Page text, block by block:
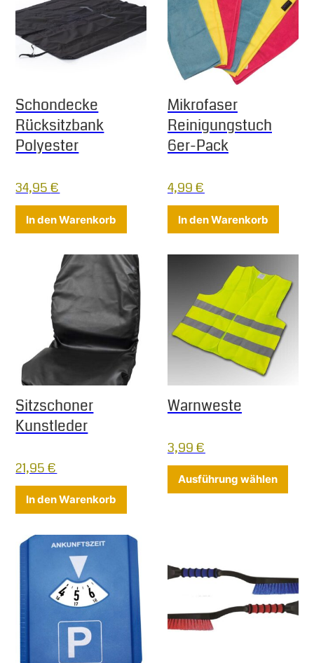
Schondecke
Rücksitzbank
Polyester
34,95€
In den Warenkorb
Mikrofaser
Reinigungstuch
6er-Pack
4,99€
In den Warenkorb
Sitzschoner
Kunstleder
21,95€
In den Warenkorb
Warnweste
3,99€
Ausführung wählen